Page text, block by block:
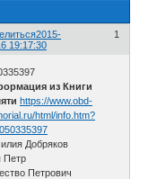
1
2015-
19:17:30
из Книги
https://www.obd-
html/info.htm?
Добряков
Петр
Петрович